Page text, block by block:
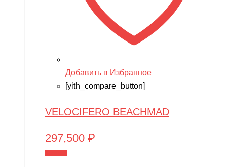
Добавить в Избранное
[yith_compare_button]
VELOCIFERO BEACHMAD
297,500 ₽